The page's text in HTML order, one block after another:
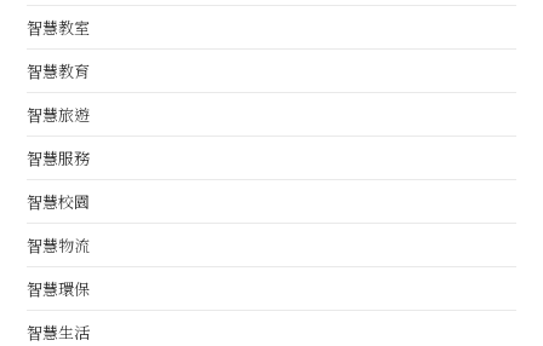
智慧教室
智慧教育
智慧旅遊
智慧服務
智慧校園
智慧物流
智慧環保
智慧生活